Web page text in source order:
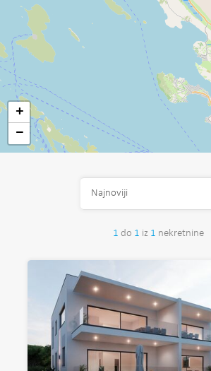
+
−
1 do 1 iz 1 nekretnine
Najnoviji